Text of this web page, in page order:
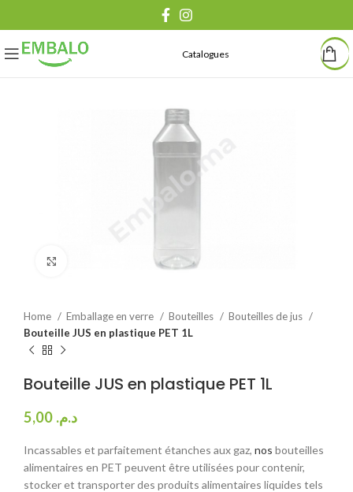
Catalogues
Home Emballage en verre Bouteilles
Bouteilles de jus
Bouteille JUS en plastique PET 1L
Bouteille JUS en plastique PET 1L
د.م.
Incassables et parfaitement étanches aux gaz, nos bouteilles
alimentaires en PET peuvent être utilisées pour contenir,
stocker et transporter des produits alimentaires liquides tels